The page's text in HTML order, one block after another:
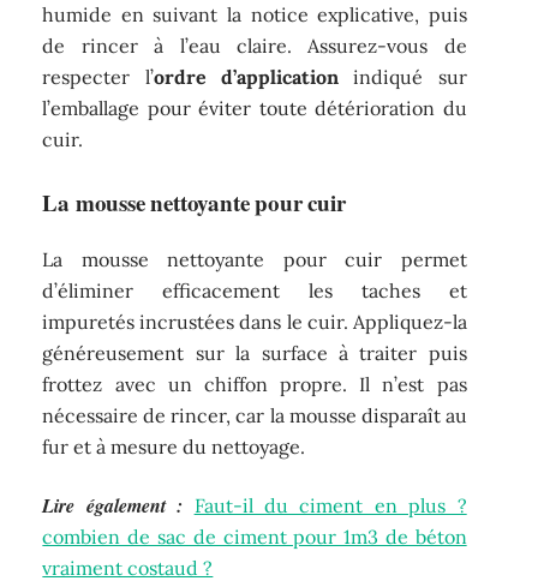
humide en suivant la notice explicative, puis
de rincer à l’eau claire. Assurez-vous de
respecter l’ordre d’application indiqué sur
l’emballage pour éviter toute détérioration du
cuir.
La mousse nettoyante pour cuir
La mousse nettoyante pour cuir permet
d’éliminer efficacement les taches et
impuretés incrustées dans le cuir. Appliquez-la
généreusement sur la surface à traiter puis
frottez avec un chiffon propre. Il n’est pas
nécessaire de rincer, car la mousse disparaît au
fur et à mesure du nettoyage.
Lire également : Faut-il du ciment en plus ?
combien de sac de ciment pour 1m3 de béton
vraiment costaud ?